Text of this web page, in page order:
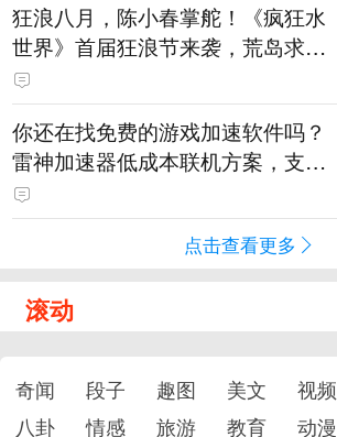
狂浪八月，陈小春掌舵！《疯狂水
世界》首届狂浪节来袭，荒岛求生
直播即将开启
你还在找免费的游戏加速软件吗？
雷神加速器低成本联机方案，支持
免费试用
点击查看更多
滚动
奇闻 段子 趣图 美文 视频
八卦
情感 旅游 教育 动漫